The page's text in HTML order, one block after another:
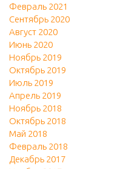
Февраль 2021
Сентябрь 2020
Август 2020
Июнь 2020
Ноябрь 2019
Октябрь 2019
Июль 2019
Апрель 2019
Ноябрь 2018
Октябрь 2018
Май 2018
Февраль 2018
Декабрь 2017